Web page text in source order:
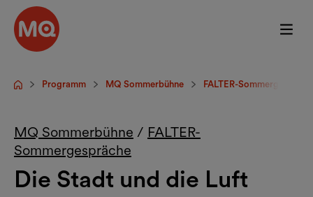
Zum Hauptinhalt springen
StartseiteProgramm MQ Sommerbühne FALTER-
MQ Sommerbühne / FALTER-
Sommergespräche
Die Stadt und die Luft